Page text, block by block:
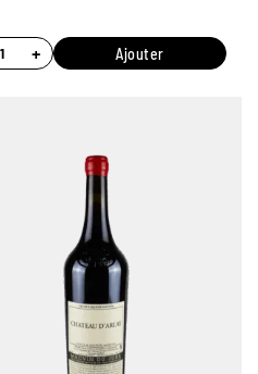
+ Ajouter